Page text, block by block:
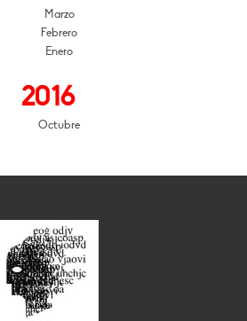
Marzo
Febrero
Enero
2016
Octubre